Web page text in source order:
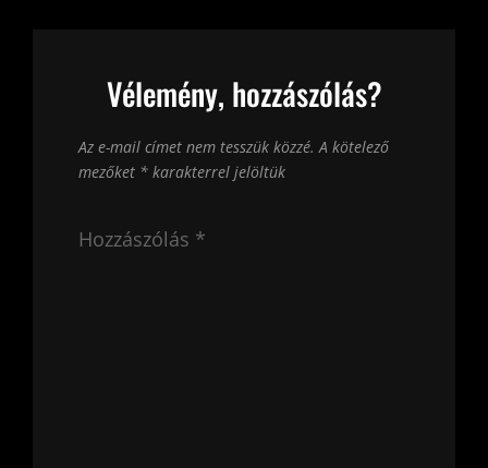
Vélemény, hozzászólás?
Az e-mail címet nem tesszük közzé. A kötelező
mezőket * karakterrel jelöltük
Hozzászólás *